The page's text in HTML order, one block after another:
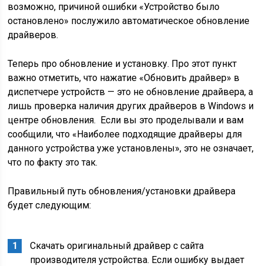
возможно, причиной ошибки «Устройство было
остановлено» послужило автоматическое обновление
драйверов.
Теперь про обновление и установку. Про этот пункт
важно отметить, что нажатие «Обновить драйвер» в
диспетчере устройств — это не обновление драйвера, а
лишь проверка наличия других драйверов в Windows и
центре обновления. Если вы это проделывали и вам
сообщили, что «Наиболее подходящие драйверы для
данного устройства уже установлены», это не означает,
что по факту это так.
Правильный путь обновления/установки драйвера
будет следующим:
Скачать оригинальный драйвер с сайта
производителя устройства. Если ошибку выдает